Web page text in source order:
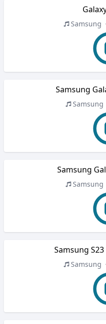
Samsung
Samsung
Samsung
Samsung
Samsung
Samsung
Samsung